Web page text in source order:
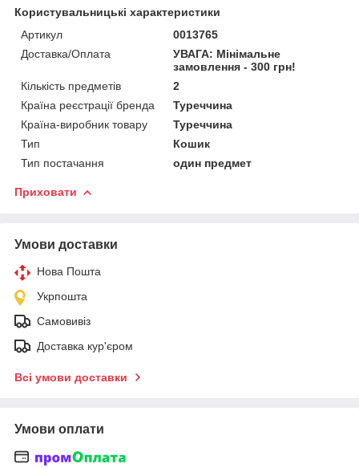
Користувальницькі характеристики
Артикул
0013765
Доставка/Оплата
УВАГА: Мінімальне
замовлення - 300 грн!
Кількість предметів
2
Країна реєстрації бренда
Туреччина
Країна-виробник товару
Туреччина
Тип
Кошик
Тип постачання
один предмет
Приховати
Умови доставки
Нова Пошта
Укрпошта
Самовивіз
Доставка кур'єром
Всі умови доставки
Умови оплати